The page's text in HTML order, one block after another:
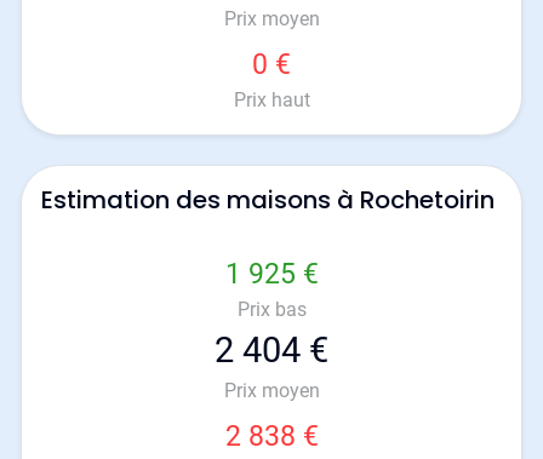
Prix moyen
0 €
Prix haut
Estimation des maisons à Rochetoirin
1 925 €
Prix bas
2 404 €
Prix moyen
2 838 €